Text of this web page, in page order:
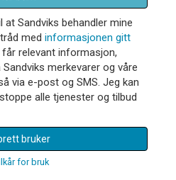
at Sandviks behandler mine
med informasjonen gitt
relevant informasjon,
merkevarer og våre
via e-post og SMS. Jeg kan
alle tjenester og tilbud
bruker
for bruk